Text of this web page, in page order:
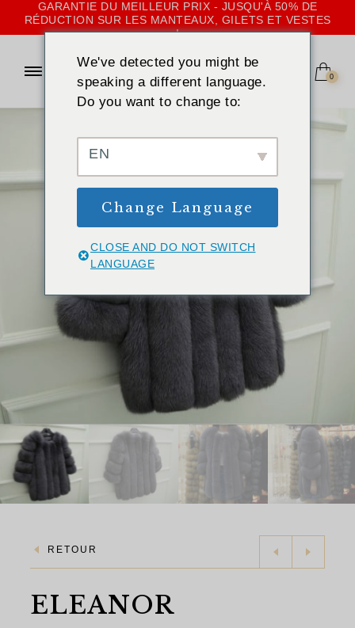
GARANTIE DU MEILLEUR PRIX - JUSQU'À 50% DE
RÉDUCTION SUR LES MANTEAUX, GILETS ET VESTES
!
0
RETOUR
ELEANOR
We've detected you might be
speaking a different language.
Do you want to change to:
EN
Change Language
CLOSE AND DO NOT SWITCH
LANGUAGE